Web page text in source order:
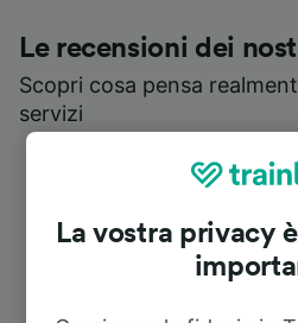
Le recensioni dei
Scopri cosa pensa
servizi
La vostra privacy